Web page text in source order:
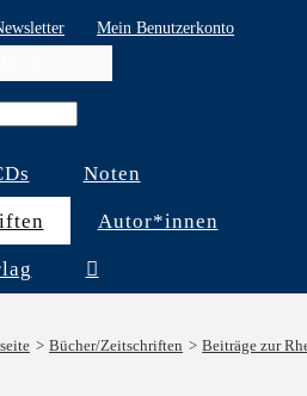
Mein Benutzerkonto
Noten
Autor*innen
Bücher/Zeitschriften Beiträge zur